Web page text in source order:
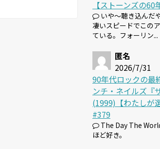
【ストーンズの
いや～聴き込んだ
凄いスピードでこの
ている。フォーリン...
匿名
2026/7/31
90年代ロックの最
ンチ・ネイルズ『
(1999)【わたしが
#379
The Day The
ほど好き。